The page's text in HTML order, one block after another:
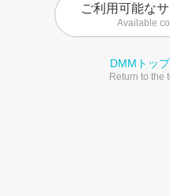
ご利用可能な
Available
DMMトッ
Return to the